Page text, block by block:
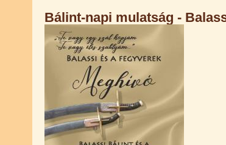
Bálint-napi mulatság -